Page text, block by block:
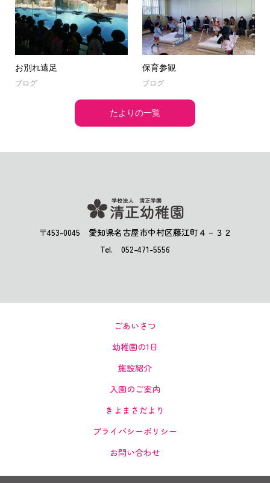
お別れ遠足
ブログ
保育参観
ブログ
たよりの一覧
〒453-0045 愛知県名古屋市中村区藤江町４－３２
Tel. 052-471-5556
ごあいさつ
幼稚園の1日
施設紹介
入園のご案内
きよまさだより
プライバシーポリシー
お問い合わせ